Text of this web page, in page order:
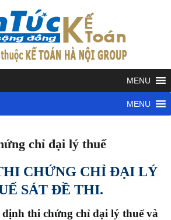
TOÁN
HÀ
chỉ đại lý thuế
CHỨNG CHỈ ĐẠI LÝ
SÁT ĐỀ THI.
thi chứng chỉ đại lý thuế và